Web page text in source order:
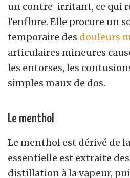
un contre-irritant, ce qui
l’enflure. Elle procure un
temporaire des douleurs
articulaires mineures
les entorses, les
simples maux de dos.
Le menthol
Le menthol est dérivé de
essentielle est extraite
distillation à la vapeur,